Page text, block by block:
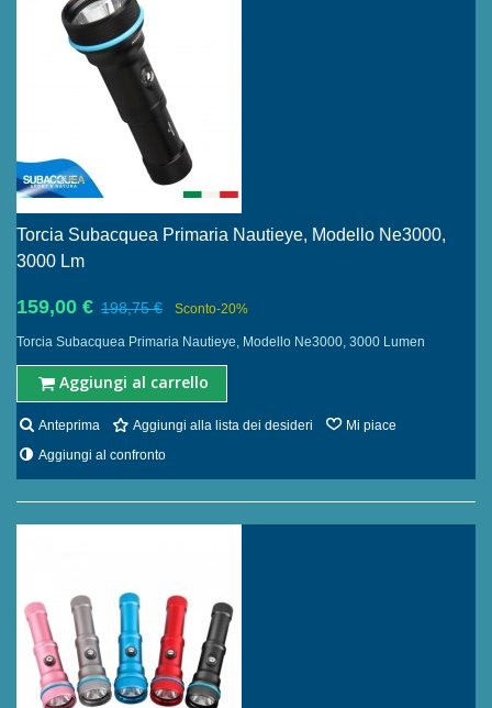
Torcia Subacquea Primaria Nautieye, Modello Ne3000,
3000 Lm
159,00 € 198,75 € Sconto-20%
Torcia Subacquea Primaria Nautieye, Modello Ne3000, 3000 Lumen
Aggiungi al carrello
Anteprima Aggiungi alla lista dei desideri
Mi piace
Aggiungi al confronto